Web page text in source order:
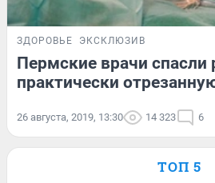
ЗДОРОВЬЕ ЭКСКЛЮЗИВ
Пермские врачи спасли
практически
26 августа, 2019, 13:30 14 323 6
ТОП 5